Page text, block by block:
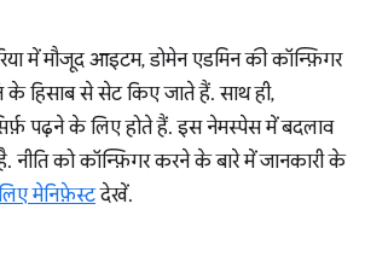
में मौजूद आइटम, डोमेन एडमिन की कॉन्फ़िगर
के हिसाब से सेट किए जाते हैं. साथ ही,
पढ़ने के लिए होते हैं. इस नेमस्पेस में बदलाव
नीति को कॉन्फ़िगर करने के बारे में जानकारी के
मेनिफ़ेस्टदेखें.